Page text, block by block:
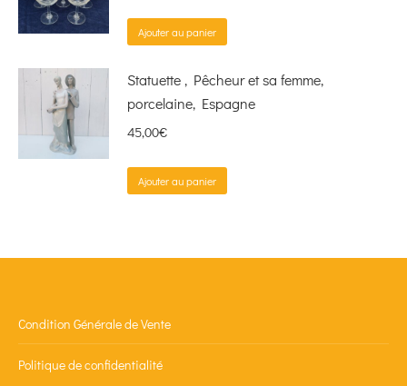
Ajouter au panier
Statuette , Pêcheur et sa femme,
porcelaine, Espagne
45,00€
Ajouter au panier
Condition Générale de Vente
Politique de confidentialité